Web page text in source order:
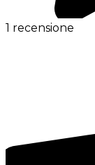
1 recensione